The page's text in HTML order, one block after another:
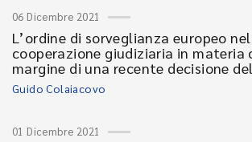
06 Dicembre 2021
L’ordine di sorveglianza europeo
cooperazione giudiziaria in materia
margine di una recente decisione
Guido Colaiacovo
01 Dicembre 2021